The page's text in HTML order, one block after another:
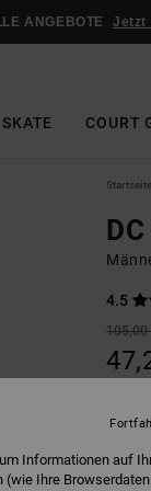
ANGEBOTE Jetzt
SKATE COURT
Startseite
4.5
105,00
Farbe
Informationen auf
Ihre